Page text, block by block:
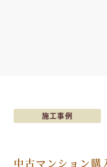
施工事例
中古マンション購